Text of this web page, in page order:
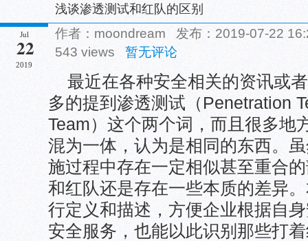
浅谈渗透测试和红队的区别
Jul
22
2019
作者：moondream 发布：2019-07-22
543 views 暂无评论
最近在各种安全相关的资讯或
多的提到渗透测试（Penetration
Team）这个两个词，而且很多地
混为一体，认为是相同的东西。
施过程中存在一定相似甚至重合
和红队还是存在一些本质的差异
行定义和描述，方便企业根据自
安全服务，也能以此识别那些打